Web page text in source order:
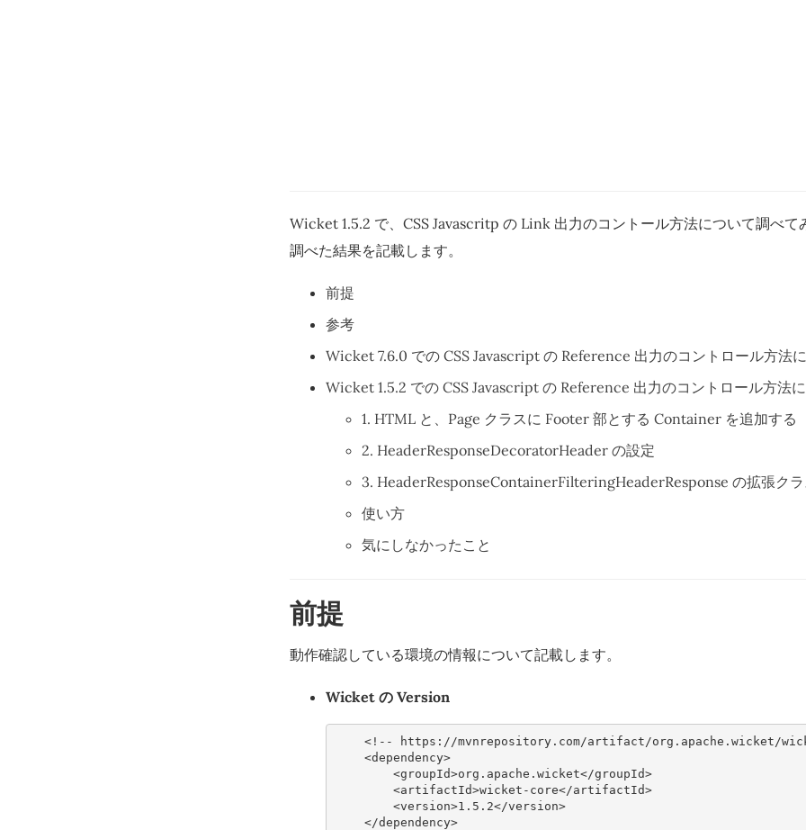
Wicket 1.5.2 で、CSS Javascritp の Link 出力のコントール方法について調べて
調べた結果を記載します。
前提
参考
Wicket 7.6.0 での CSS Javascript の Reference 出力のコントロール方法
Wicket 1.5.2 での CSS Javascript の Reference 出力のコントロール方法
1. HTML と、Page クラスに Footer 部とする Container を追加する
2. HeaderResponseDecoratorHeader の設定
3. HeaderResponseContainerFilteringHeaderResponse の拡張ク
使い方
気にしなかったこと
前提
動作確認している環境の情報について記載します。
Wicket の Version
<!-- https://mvnrepository.com/artifact/org.apache.wicket/
<dependency>
<groupId>org.apache.wicket</groupId>
<artifactId>wicket-core</artifactId>
<version>1.5.2</version>
</dependency>